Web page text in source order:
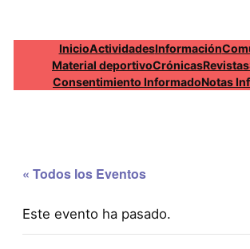
InicioActividadesInformación
Material deportivoCrónicasRevistas
Consentimiento InformadoNotas
« Todos los Eventos
Este evento ha pasado.